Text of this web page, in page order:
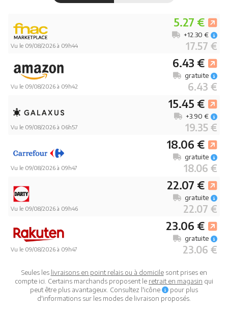
Vu le 09/08/2026 à 09h44
5.27 €
17.57 €
+12.30 €
Vu le 09/08/2026 à 09h42
6.43 €
6.43 €
gratuite
Vu le 09/08/2026 à 06h57
15.45 €
19.35 €
+3.90 €
Vu le 09/08/2026 à 09h47
18.06 €
18.06 €
gratuite
Vu le 09/08/2026 à 09h46
22.07 €
22.07 €
gratuite
Vu le 09/08/2026 à 09h47
23.06 €
23.06 €
gratuite
Seules les livraisons en point relais ou à domicilesont prises en
compte ici. Certains marchands proposent le retrait en magasin qui
peut être plus avantageux. Consultez l'icône
pour plus
d'informations sur les modes de livraison proposés.